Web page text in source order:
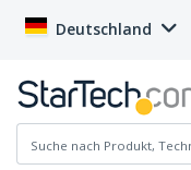
Deutschland